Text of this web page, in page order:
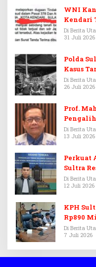
WNI
Kendari
Di Berita
31 Juli 2026
Polda
Kasus
Di Berita
26 Juli 2026
Prof.
Febrie
Di Berita
13 Juli 2026
Perkuat
Sultra
PERADI
Di Berita
12 Juli 2026
KPH
Rp890
Di Berita
7 Juli 2026